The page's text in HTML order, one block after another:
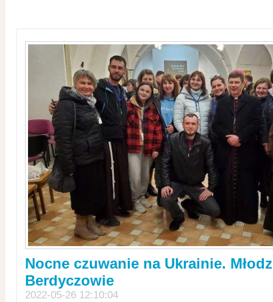
Nocne czuwanie na Ukrainie.
Berdyczowie
2022-05-26 12:10:04